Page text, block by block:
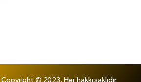
Copyright © 2023. Her hakkı saklıdır.